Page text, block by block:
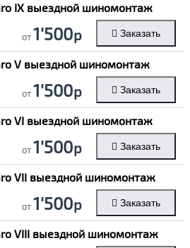
IX выездной шиномонтаж
от1'500р Заказать
V выездной шиномонтаж
от1'500р Заказать
VI выездной шиномонтаж
от1'500р Заказать
VII выездной шиномонтаж
от1'500р Заказать
VIII выездной шиномонтаж